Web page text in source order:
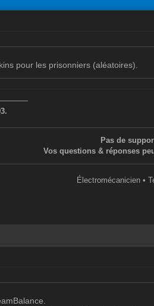
pour les prisonniers (aléatoires).
Pas de
Vos questions & réponses
Électromécanicien •